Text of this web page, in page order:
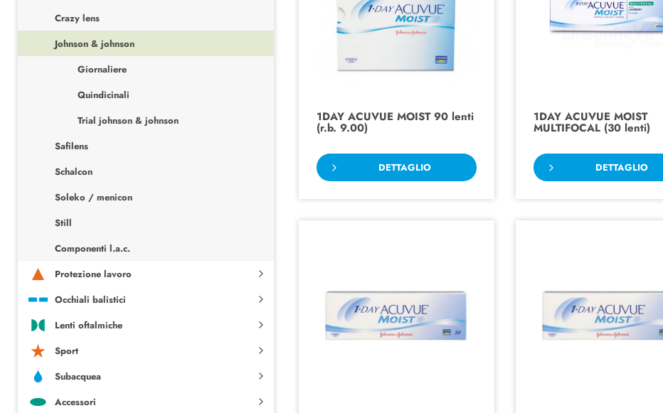
Crazy lens
Johnson & johnson
Giornaliere
Quindicinali
Trial johnson & johnson
Safilens
Schalcon
Soleko / menicon
Still
Componenti l.a.c.
Protezione lavoro
Occhiali balistici
Lenti oftalmiche
Sport
Subacquea
Accessori
1DAY ACUVUE MOIST 90 lenti
(r.b. 9.00)
DETTAGLIO
1DAY ACUVUE MOIST
MULTIFOCAL (30 lenti)
DETTAGLIO